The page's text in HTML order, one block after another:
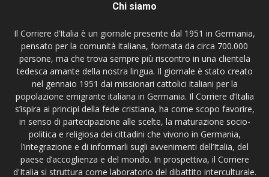
Chi siamo
Il Corriere d’Italia è un giornale presente dal 1951 in Germania,
pensato per la comunità italiana, formata da circa 700.000
persone, ma che trova sempre più riscontro in una clientela
tedesca amante della nostra lingua. Il giornale è stato creato
nel gennaio 1951 dai missionari cattolici italiani per la
popolazione emigrante italiana in Germania. Il Corriere d’Italia
s’ispira ai principi della fede cristiana, ha come scopo favorire,
in senso di partecipazione alle scelte, la maturazione socio-
politica e religiosa dei cittadini che vivono in Germania,
l’integrazione e di informarli sugli avvenimenti dell’Italia, del
paese d’accoglienza e del mondo. In prospettiva, il Corriere
d'Italia si struttura come laboratorio del dibattito interculturale.